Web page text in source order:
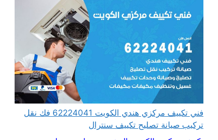
فني تكييف مركزي هندي الكويت 62224041 فك نقل
تركيب صيانة تصليح تكييف سنترال